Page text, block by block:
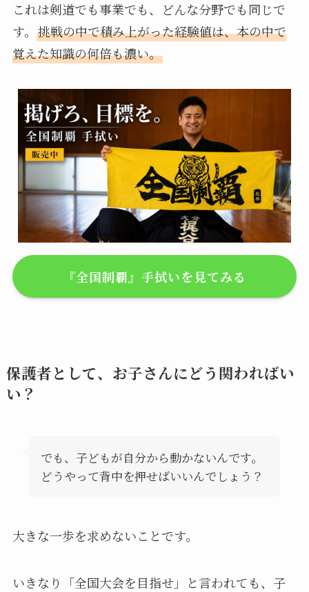
これは剣道でも事業でも、どんな分野でも同じで
す。 挑戦の中で積み上がった経験値は、本の中で
覚えた知識の何倍も濃い。
『全国制覇』手拭いを見てみる
保護者として、お子さんにどう関わればい
い？
でも、子どもが自分から動かないんです。
どうやって背中を押せばいいんでしょう？
大きな一歩を求めないことです。
いきなり「全国大会を目指せ」と言われても、子